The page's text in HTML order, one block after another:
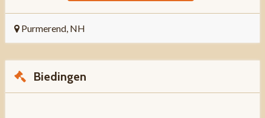
Purmerend, NH
Biedingen